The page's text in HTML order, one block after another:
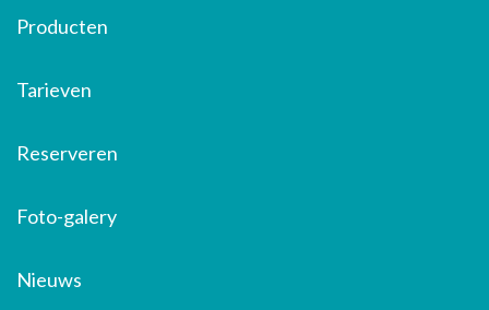
Producten
Tarieven
Reserveren
Foto-galery
Nieuws